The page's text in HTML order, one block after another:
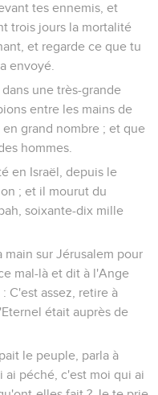
tes ennemis, et
trois jours la mortalité
et regarde ce que tu
envoyé.
une très-grande
entre les mains de
en grand nombre ; et que
hommes.
en Israël, depuis le
; et il mourut du
soixante-dix mille
sur Jérusalem pour
mal-là et dit à l'Ange
C'est assez, retire à
était auprès de
le peuple, parla à
ai péché, c'est moi qui ai